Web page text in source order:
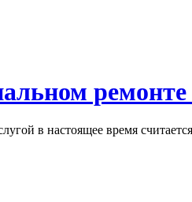
в настоящее время